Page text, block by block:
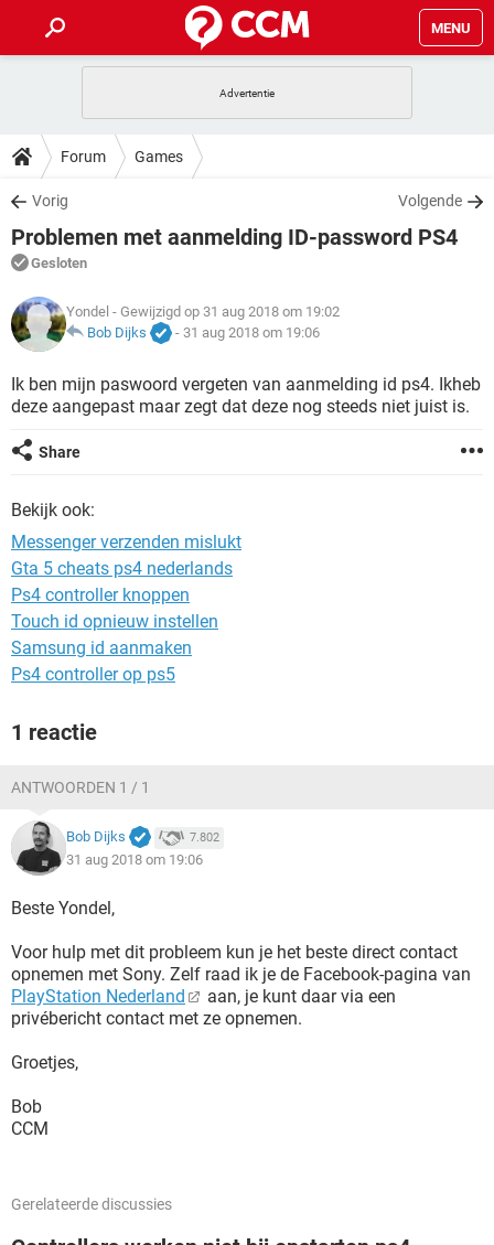
MENU
INSTAGRAM
NETFLIX
GRATIS SNAPCHAT
TIKTOK
HOW-TO
VIDEOBELLEN
NETFLIX
GRATIS
TIKTOK
DOWNLOADS
VIDEOBELLEN GAMES
INSTAGRAM
NETFLIX CORONAVIRUS
GRATIS
TIKTOK
FORUM
VIDEOBELLEN
INSTAGRAM WINDOWS 10
GRATIS SNAPCHAT
TIKTOK
ARTIKELEN
VIDEOBELLEN
INSTAGRAM WINDOWS 10
GRATIS
TIKTOK
Forum Games
Vorig Volgende
Problemen met aanmelding ID-password PS4
Gesloten
Yondel - Gewijzigd op 31 aug 2018 om 19:02
Bob Dijks
- 31 aug 2018 om 19:06
Ik ben mijn paswoord vergeten van aanmelding id ps4. Ikheb
deze aangepast maar zegt dat deze nog steeds niet juist is.
Share
Bekijk ook:
Messenger verzenden mislukt
Gta 5 cheats ps4 nederlands
Ps4 controller knoppen
Touch id opnieuw instellen
Samsung id aanmaken
Ps4 controller op ps5
1 reactie
ANTWOORDEN 1 / 1
Bob Dijks 7.802
31 aug 2018 om 19:06
Beste Yondel,
Voor hulp met dit probleem kun je het beste direct contact
opnemen met Sony. Zelf raad ik je de Facebook-pagina van
PlayStation Nederland
aan, je kunt daar via een
privébericht contact met ze opnemen.
Groetjes,
Bob
CCM
Gerelateerde discussies